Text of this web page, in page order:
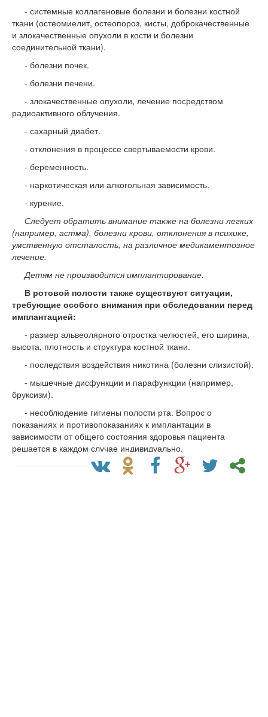
- системные коллагеновые болезни и болезни костной
ткани (остеомиелит, остеопороз, кисты, доброкачественные
и злокачественные опухоли в кости и болезни
соединительной ткани).
- болезни почек.
- болезни печени.
- злокачественные опухоли, лечение посредством
радиоактивного облучения.
- сахарный диабет.
- отклонения в процессе свертываемости крови.
- беременность.
- наркотическая или алкогольная зависимость.
- курение.
Следует обратить внимание также на болезни легких
(например, астма), болезни крови, отклонения в психике,
умственную отсталость, на различное медикаментозное
лечение.
Детям не производится имплантирование.
В ротовой полости также существуют ситуации,
требующие особого внимания при обследовании перед
имплантацией:
- размер альвеолярного отростка челюстей, его ширина,
высота, плотность и структура костной ткани.
- последствия воздействия никотина (болезни слизистой).
- мышечные дисфункции и парафункции (например,
бруксизм).
- несоблюдение гигиены полости рта. Вопрос о
показаниях и противопоказаниях к имплантации в
зависимости от общего состояния здоровья пациента
решается в каждом случае индивидуально.